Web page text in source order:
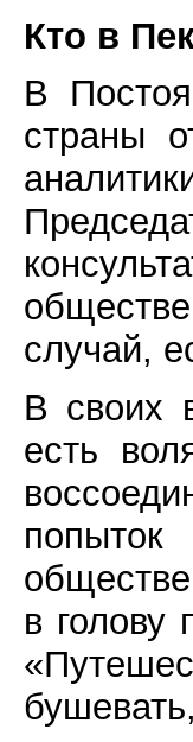
Кто в
В
страны
случай,
В своих
есть
в голову